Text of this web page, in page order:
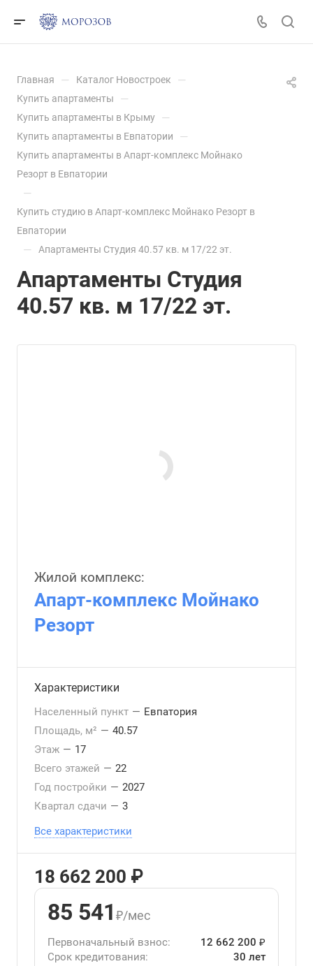
Главная — Каталог Новостроек —
Купить апартаменты —
Купить апартаменты в Крыму —
Купить апартаменты в Евпатории —
Купить апартаменты в Апарт-комплекс Мойнако
Резорт в Евпатории
—
Купить студию в Апарт-комплекс Мойнако Резорт в
Евпатории
— Апартаменты Студия 40.57 кв. м 17/22 эт.
Апартаменты Студия
40.57 кв. м 17/22 эт.
Жилой комплекс:
Апарт-комплекс Мойнако
Резорт
Характеристики
Населенный пункт — Евпатория
Площадь, м² — 40.57
Этаж — 17
Всего этажей — 22
Год постройки — 2027
Квартал сдачи — 3
Все характеристики
18 662 200 ₽
85 541 ₽/мес
Первоначальный взнос:
12 662 200 ₽
Срок кредитования:
30 лет